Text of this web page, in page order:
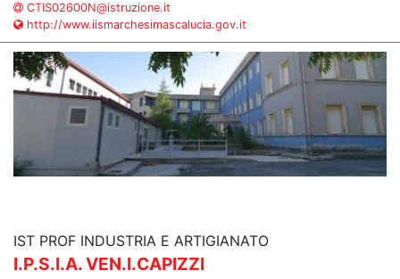
CTIS02600N@istruzione.it
http://www.iismarchesimascalucia.gov.it
IST PROF INDUSTRIA E ARTIGIANATO
I.P.S.I.A. VEN.I.CAPIZZI